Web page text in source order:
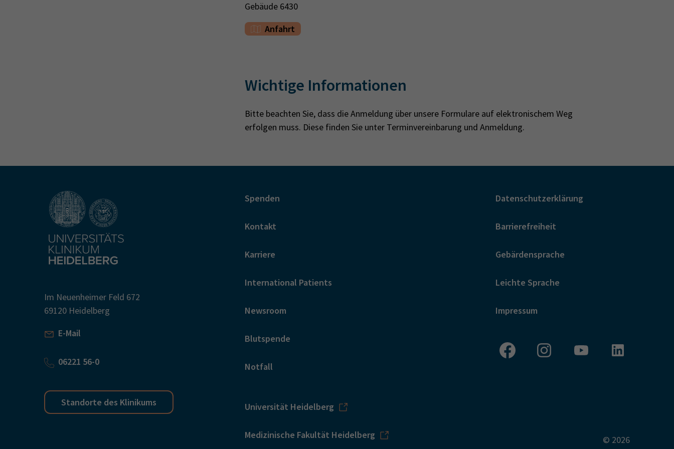
Gebäude 6430
Anfahrt
Wichtige Informationen
Bitte beachten Sie, dass die Anmeldung über unsere Formulare auf elektronischem Weg
erfolgen muss. Diese finden Sie unter Terminvereinbarung und Anmeldung.
Im Neuenheimer Feld 672
69120 Heidelberg
E-Mail
06221 56-0
Standorte des Klinikums
Spenden
Kontakt
Karriere
International Patients
Newsroom
Blutspende
Notfall
Universität Heidelberg
Medizinische Fakultät Heidelberg
Datenschutzerklärung
Barrierefreiheit
Gebärdensprache
Leichte Sprache
Impressum
© 2026